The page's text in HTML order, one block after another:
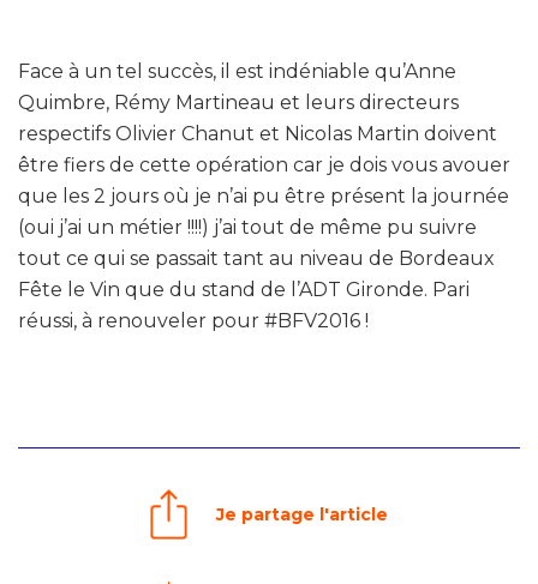
Face à un tel succès, il est indéniable qu’Anne
Quimbre, Rémy Martineau et leurs directeurs
respectifs Olivier Chanut et Nicolas Martin doivent
être fiers de cette opération car je dois vous avouer
que les 2 jours où je n’ai pu être présent la journée
(oui j’ai un métier !!!!) j’ai tout de même pu suivre
tout ce qui se passait tant au niveau de Bordeaux
Fête le Vin que du stand de l’ADT Gironde. Pari
réussi, à renouveler pour #BFV2016 !
Je partage l'article